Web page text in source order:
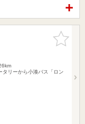
お気に入
りに追加
タリーから小湊バス「ロン